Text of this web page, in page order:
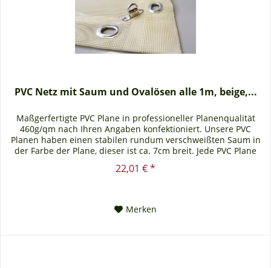
PVC Netz mit Saum und Ovalösen alle 1m, beige,...
Maßgerfertigte PVC Plane in professioneller Planenqualität
460g/qm nach Ihren Angaben konfektioniert. Unsere PVC
Planen haben einen stabilen rundum verschweißten Saum in
der Farbe der Plane, dieser ist ca. 7cm breit. Jede PVC Plane
22,01 € *
Merken